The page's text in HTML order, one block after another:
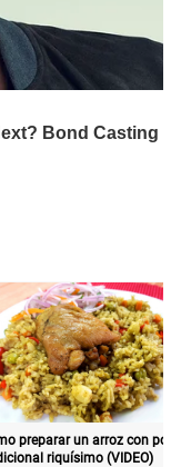
preparar un arroz con pollo
riquísimo (VIDEO)